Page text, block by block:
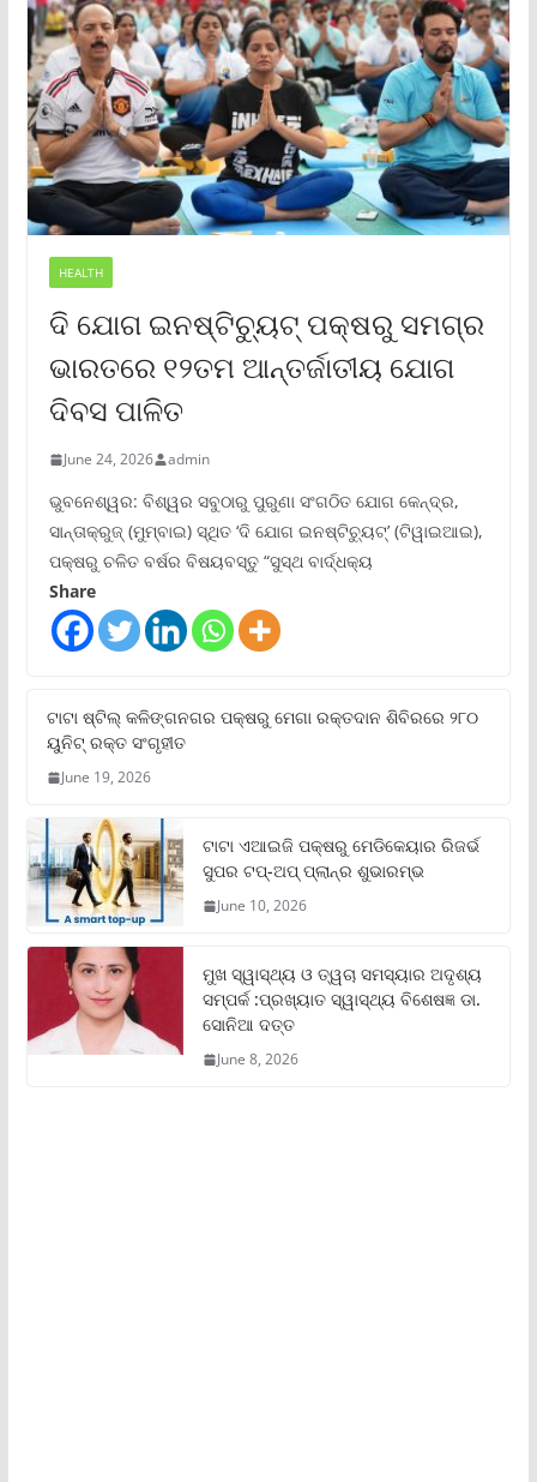
HEALTH
ଦି ଯୋଗ ଇନଷ୍ଟିଚ୍ୟୁଟ୍ ପକ୍ଷରୁ ସମଗ୍ର
ଭାରତରେ ୧୨ତମ ଆନ୍ତର୍ଜାତୀୟ ଯୋଗ
ଦିବସ ପାଳିତ
June 24, 2026 admin
ଭୁବନେଶ୍ୱର: ବିଶ୍ୱର ସବୁଠାରୁ ପୁରୁଣା ସଂଗଠିତ ଯୋଗ କେନ୍ଦ୍ର,
ସାନ୍ତାକ୍ରୁଜ୍ (ମୁମ୍ବାଇ) ସ୍ଥିତ ‘ଦି ଯୋଗ ଇନଷ୍ଟିଚ୍ୟୁଟ୍‌’ (ଟିୱାଇଆଇ),
ପକ୍ଷରୁ ଚଳିତ ବର୍ଷର ବିଷୟବସ୍ତୁ “ସୁସ୍ଥ ବାର୍ଦ୍ଧକ୍ୟ
Share
ଟାଟା ଷ୍ଟିଲ୍‌ କଳିଙ୍ଗନଗର ପକ୍ଷରୁ ମେଗା ରକ୍ତଦାନ ଶିବିରରେ ୨୮୦
ୟୁନିଟ୍‌ ରକ୍ତ ସଂଗୃହୀତ
June 19, 2026
ଟାଟା ଏଆଇଜି ପକ୍ଷରୁ ମେଡିକେୟାର ରିଜର୍ଭ
ସୁପର ଟପ୍‌-ଅପ୍ ପ୍ଲାନ୍‌ର ଶୁଭାରମ୍ଭ
June 10, 2026
ମୁଖ ସ୍ୱାସ୍ଥ୍ୟ ଓ ତ୍ୱଚା ସମସ୍ୟାର ଅଦୃଶ୍ୟ
ସମ୍ପର୍କ :ପ୍ରଖ୍ୟାତ ସ୍ୱାସ୍ଥ୍ୟ ବିଶେଷଜ୍ଞ ଡା.
ସୋନିଆ ଦତ୍ତ
June 8, 2026